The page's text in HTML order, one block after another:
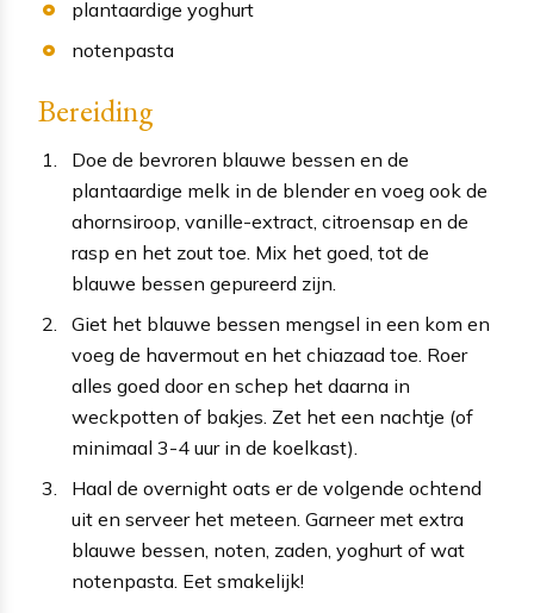
plantaardige yoghurt
notenpasta
Bereiding
Doe de bevroren blauwe bessen en de
plantaardige melk in de blender en voeg ook de
ahornsiroop, vanille-extract, citroensap en de
rasp en het zout toe. Mix het goed, tot de
blauwe bessen gepureerd zijn.
Giet het blauwe bessen mengsel in een kom en
voeg de havermout en het chiazaad toe. Roer
alles goed door en schep het daarna in
weckpotten of bakjes. Zet het een nachtje (of
minimaal 3-4 uur in de koelkast).
Haal de overnight oats er de volgende ochtend
uit en serveer het meteen. Garneer met extra
blauwe bessen, noten, zaden, yoghurt of wat
notenpasta. Eet smakelijk!